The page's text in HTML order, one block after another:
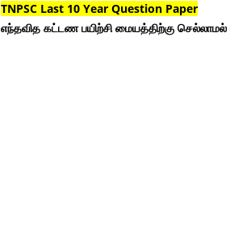
TNPSC Last 10 Year Question Paper
எந்தவித கட்டண பயிற்சி மையத்திற்கு